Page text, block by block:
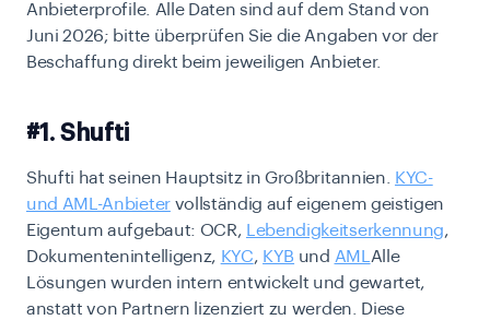
Anbieterprofile. Alle Daten sind auf dem Stand von
Juni 2026; bitte überprüfen Sie die Angaben vor der
Beschaffung direkt beim jeweiligen Anbieter.
#1. Shufti
Shufti hat seinen Hauptsitz in Großbritannien. KYC-
und AML-Anbietervollständig auf eigenem geistigen
Eigentum aufgebaut: OCR, Lebendigkeitserkennung,
Dokumentenintelligenz, KYC, KYB und AMLAlle
Lösungen wurden intern entwickelt und gewartet,
anstatt von Partnern lizenziert zu werden. Diese